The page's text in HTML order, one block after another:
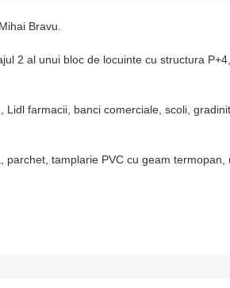
Bravu.
2 al unui bloc de locuinte cu structura
farmacii, banci comerciale, scoli,
tamplarie PVC cu geam termopan,